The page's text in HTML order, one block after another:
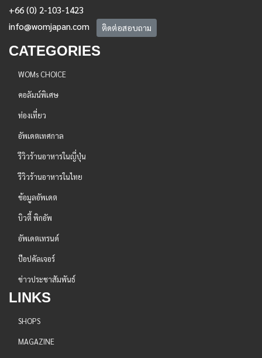
+66 (0) 2-103-1423
info@womjapan.com
ติดต่อสอบถาม
CATEGORIES
WOMs CHOICE
คอลัมน์พิเศษ
ท่องเที่ยว
อัพเดตเทศกาล
รีวิวร้านอาหารในญี่ปุ่น
รีวิวร้านอาหารในไทย
ข้อมูลอัพเดต
บิวตี้ พิกอัพ
อัพเดตเทรนด์
ป๊อปคัลเจอร์
ข่าวประชาสัมพันธ์
LINKS
SHOPS
MAGAZINE